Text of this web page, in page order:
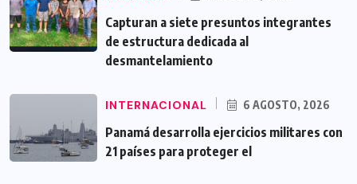
Capturan a siete presuntos integrantes
de estructura dedicada al
desmantelamiento
INTERNACIONAL 6 AGOSTO, 2026
Panamá desarrolla ejercicios militares con
21 países para proteger el